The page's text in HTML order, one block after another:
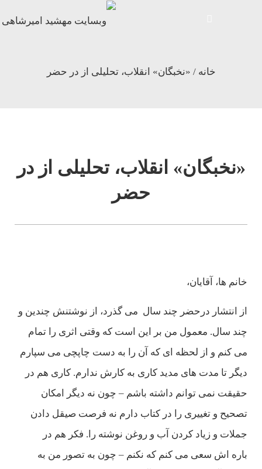
خانه / «نخبگان» انقلاب، تحليلی از در حضر
«نخبگان» انقلاب، تحليلی از در
حضر
خانم ها، آقايان،
از انتشار درحضر چند سال می گذرد، از نوشتنش چندين و
چند سال. معمول من بر اين است كه وقتی اثری را تمام
می كنم و از لحظه ای كه آن را به دست چاپچی می سپارم
ديگر تا مدت های مديد كاری به كارش ندارم. كاری هم در
حقيقت نمی توانم داشته باشم – چون نه ديگر امكان
تصحيح و تغييری را در كتاب دارم نه فرصت صيقل دادن
جملات و زياد كردن آب و روغن نوشته را. فكر هم در
باره اش سعی می كنم كه نكنم – چون به تصور من به